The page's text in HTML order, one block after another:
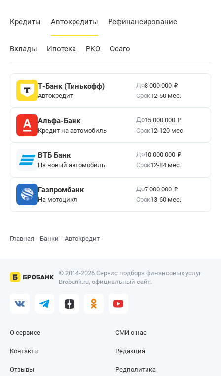
Кредиты Автокредиты Рефинансирование
Вклады Ипотека РКО Осаго
Т-Банк (Тинькофф)
Автокредит
До8 000 000 ₽
Срок12-60 мес.
Альфа-Банк
Кредит на автомобиль
До15 000 000 ₽
Срок12-120 мес.
ВТБ Банк
На новый автомобиль
До10 000 000 ₽
Срок12-84 мес.
Газпромбанк
На мотоцикл
До7 000 000 ₽
Срок13-60 мес.
Главная Банки Автокредит
© 2014-2026 Сервис подбора финансовых услуг
Brobank.ru, официальный сайт.
О сервисе
Контакты
Отзывы
СМИ о нас
Редакция
Редполитика